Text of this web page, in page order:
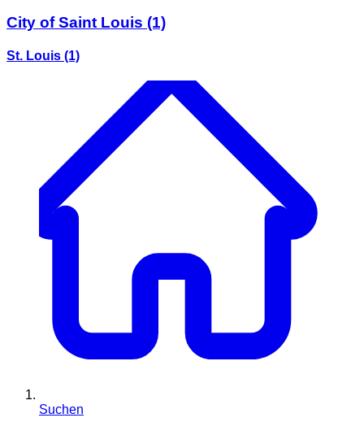
City of Saint Louis (1)
St. Louis (1)
Suchen